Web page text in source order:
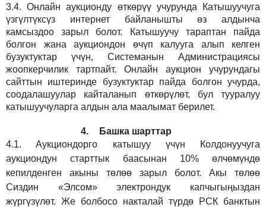
3.4.Онлайн аукционду өткөрүү учурунда Катышуучуга
үзгүлтүксүз интернет байланышты өз алдынча
камсыздоозарыл болот.
Катышуучу тараптан пайда
болгон жана аукциондон өчүп калууга алып келген
бузуктуктар үчүн, Системанын Администрациясы
жоопкерчилик тартпайт. Онлайн аукцион учурундагы
сайттын иштеринде бузуктуктар пайда болгон учурда,
соодалашуулар кайталанып өткөрүлөт, бул тууралуу
катышуучуларга алдын ала маалымат берилет.
4.
Башка шарттар
4.1.
Аукциондорго катышуу үчүн Колдонуучуга
аукциондун старттык баасынан 10% өлчөмүндө
кепилденген акыны төлөө зарыл болот. Акы төлөө
Сиздин «Элсом»электрондук капчыгыңыздан
жүргүзүлөт. Же болбосо накталай түрдө РСК банктын